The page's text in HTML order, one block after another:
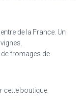
de la France. Un
fromages de
cette boutique.